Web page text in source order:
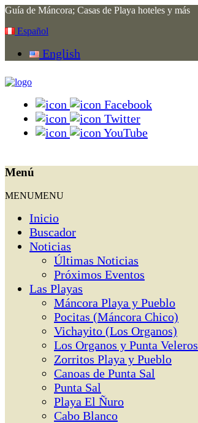
Guía de Máncora; Casas de Playa hoteles y más
Español
English
Facebook
Twitter
YouTube
Menú
MENUMENU
Inicio
Buscador
Noticias
Últimas Noticias
Próximos Eventos
Las Playas
Máncora Playa y Pueblo
Pocitas (Máncora Chico)
Vichayito (Los Organos)
Los Organos y Punta Veleros
Zorritos Playa y Pueblo
Canoas de Punta Sal
Punta Sal
Playa El Ñuro
Cabo Blanco